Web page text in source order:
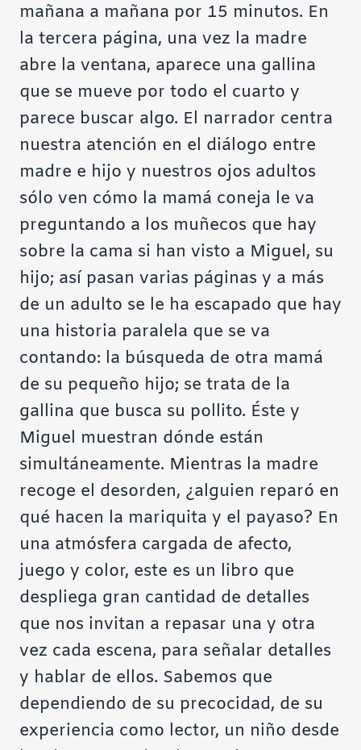
mañana a mañana por 15 minutos. En
la tercera página, una vez la madre
abre la ventana, aparece una gallina
que se mueve por todo el cuarto y
parece buscar algo. El narrador centra
nuestra atención en el diálogo entre
madre e hijo y nuestros ojos adultos
sólo ven cómo la mamá coneja le va
preguntando a los muñecos que hay
sobre la cama si han visto a Miguel, su
hijo; así pasan varias páginas y a más
de un adulto se le ha escapado que hay
una historia paralela que se va
contando: la búsqueda de otra mamá
de su pequeño hijo; se trata de la
gallina que busca su pollito. Éste y
Miguel muestran dónde están
simultáneamente. Mientras la madre
recoge el desorden, ¿alguien reparó en
qué hacen la mariquita y el payaso? En
una atmósfera cargada de afecto,
juego y color, este es un libro que
despliega gran cantidad de detalles
que nos invitan a repasar una y otra
vez cada escena, para señalar detalles
y hablar de ellos. Sabemos que
dependiendo de su precocidad, de su
experiencia como lector, un niño desde